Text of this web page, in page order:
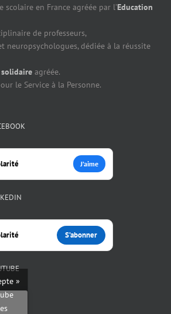
scolaire en France agréée par l’Education
de professeurs,
neuropsychologues, dédiée à la réussite
agréée.
le Service à la Personne.
J’aime
S’abonner
»